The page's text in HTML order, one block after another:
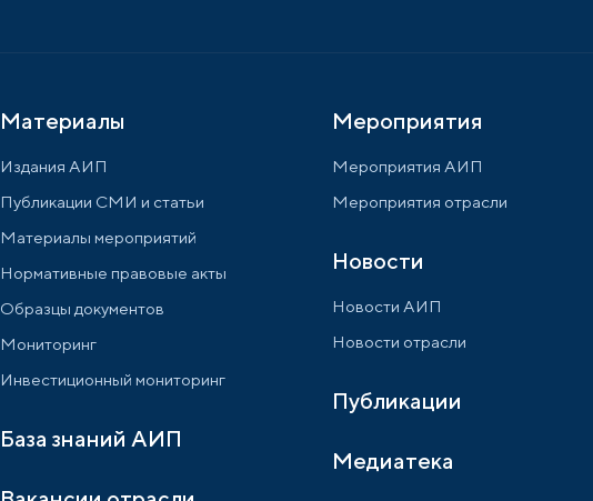
Материалы
Издания АИП
Публикации СМИ и статьи
Материалы мероприятий
Нормативные правовые акты
Образцы документов
Мониторинг
Инвестиционный мониторинг
База знаний АИП
Мероприятия
Мероприятия АИП
Мероприятия отрасли
Новости
Новости АИП
Новости отрасли
Публикации
Медиатека